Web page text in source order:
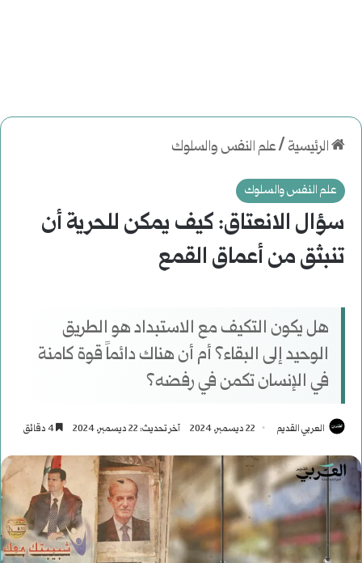
الرئيسية /علم النفس والسلوك
علم النفس والسلوك
سؤال الانعتاق: كيف يمكن للحرية أن
تنبثق من أعماق القمع
هل يكون التكيف مع الاستبداد هو الطريق
الوحيد إلى البقاء؟ أم أن هناك دائماً قوة كامنة
في الإنسان تكمن في رفضه؟
العربي القديم 22 ديسمبر، 2024 آخر تحديث: 22 ديسمبر، 2024